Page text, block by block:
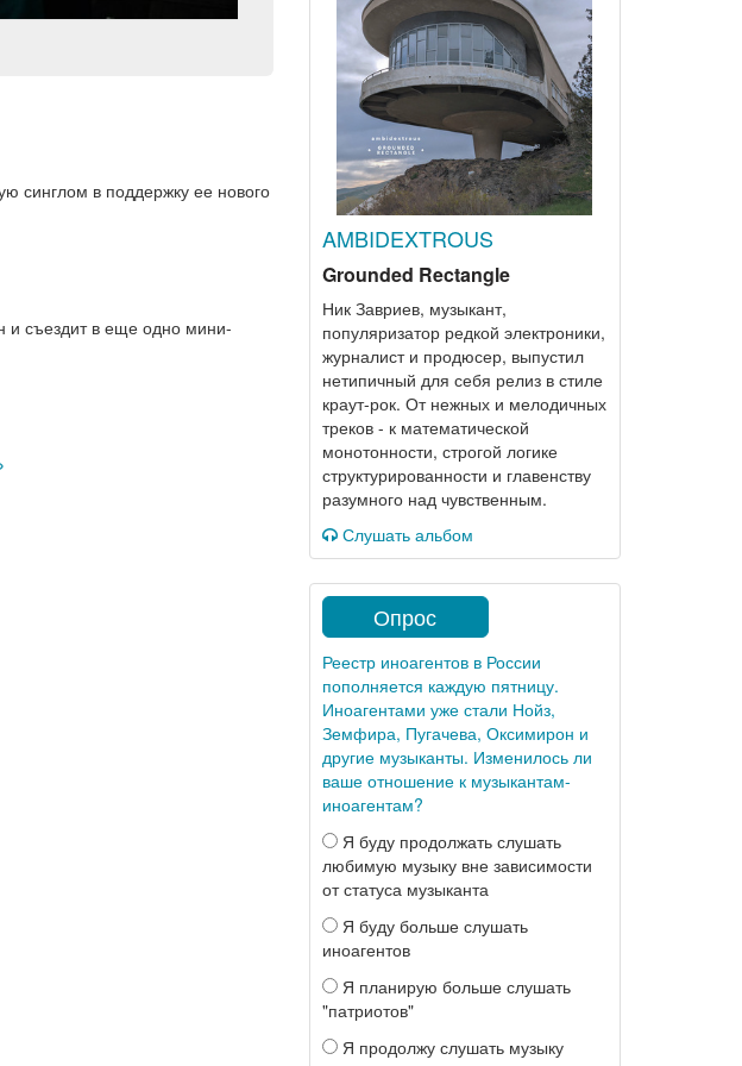
синглом в поддержку ее нового
и съездит в еще одно мини-
AMBIDEXTROUS
Grounded Rectangle
Ник Завриев, музыкант,
популяризатор редкой электроники,
журналист и продюсер, выпустил
нетипичный для себя релиз в стиле
краут-рок. От нежных и мелодичных
треков - к математической
монотонности, строгой логике
структурированности и главенству
разумного над чувственным.
Слушать альбом
Опрос
Реестр иноагентов в России
пополняется каждую пятницу.
Иноагентами уже стали Нойз,
Земфира, Пугачева, Оксимирон и
другие музыканты. Изменилось ли
ваше отношение к музыкантам-
иноагентам?
Я буду продолжать слушать
любимую музыку вне зависимости
от статуса музыканта
Я буду больше слушать
иноагентов
Я планирую больше слушать
"патриотов"
Я продолжу слушать музыку